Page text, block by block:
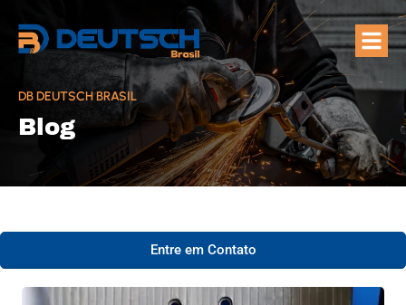
DB DEUTSCH BRASIL
Blog
Entre em Contato